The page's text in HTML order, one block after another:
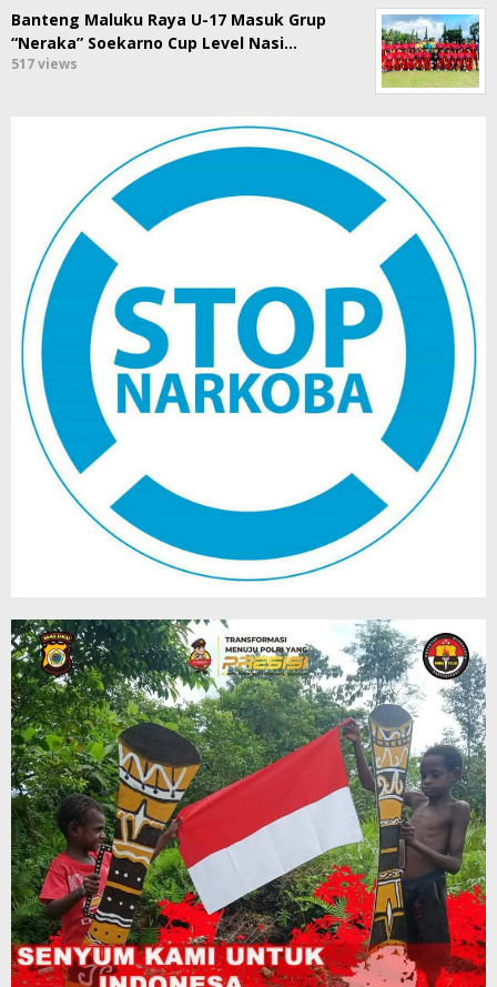
Banteng Maluku Raya U-17 Masuk Grup
“Neraka” Soekarno Cup Level Nasi…
517 views